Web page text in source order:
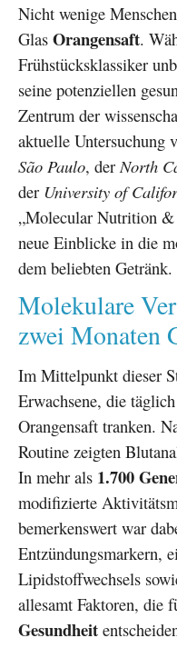
Nicht wenige
Glas Orangensaft.
Frühstücksklassiker
seine potenziellen
Zentrum der
aktuelle Untersuchung
São Paulo, der North
der University of
„Molecular Nutrition &
neue Einblicke in die
dem beliebten Getränk.
Molekulare
zwei Monaten
Im Mittelpunkt dieser
Erwachsene, die
Orangensaft tranken.
Routine zeigten
In mehr als 1.700
modifizierte
bemerkenswert war
Entzündungsmarkern,
Lipidstoffwechsels
allesamt Faktoren, die
Gesundheit